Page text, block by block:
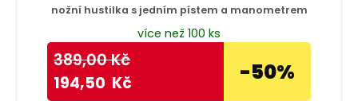
nožní hustilka s jedním pístem a manometrem
více než 100 ks
389,00Kč
194,50 Kč -50%